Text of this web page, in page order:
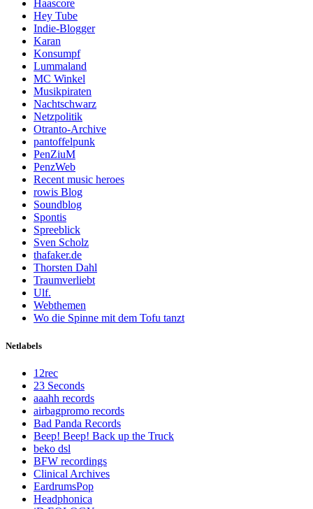
Haascore
Hey Tube
Indie-Blogger
Karan
Konsumpf
Lummaland
MC Winkel
Musikpiraten
Nachtschwarz
Netzpolitik
Otranto-Archive
pantoffelpunk
PenZiuM
PenzWeb
Recent music heroes
rowis Blog
Soundblog
Spontis
Spreeblick
Sven Scholz
thafaker.de
Thorsten Dahl
Traumverliebt
Ulf.
Webthemen
Wo die Spinne mit dem Tofu tanzt
Netlabels
12rec
23 Seconds
aaahh records
airbagpromo records
Bad Panda Records
Beep! Beep! Back up the Truck
beko dsl
BFW recordings
Clinical Archives
EardrumsPop
Headphonica